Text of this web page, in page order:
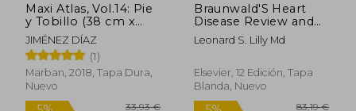
Rápido Rápido
Maxi Atlas, Vol.14: Pie
y Tobillo (38 cm x
28.5 cm)
JIMÉNEZ DÍAZ
(1)
Marban, 2018, Tapa Dura,
Nuevo
Braunwald'S Heart
Disease Review and
Assessment: A
Companion to
Disease (en Inglés)
Leonard S. Lilly Md
Elsevier, 12 Edición, Tapa
Blanda, Nuevo